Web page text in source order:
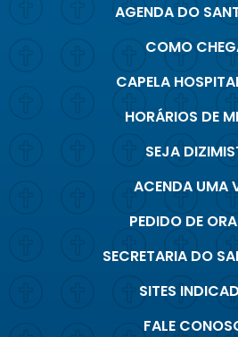
AGENDA DO
COMO
CAPELA
HORÁRIOS DE
SEJA
ACENDA UMA
PEDIDO DE
SECRETARIA DO
SITES
FALE